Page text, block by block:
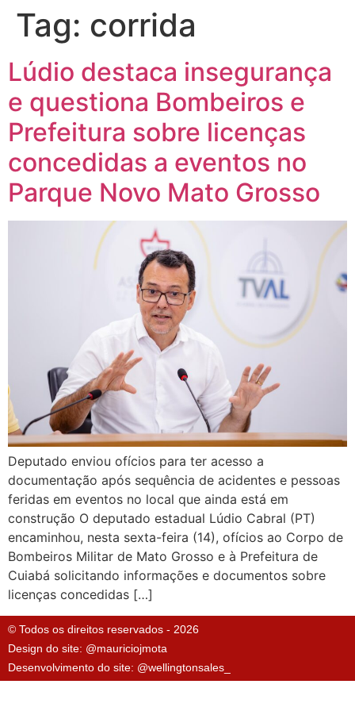
Tag: corrida
Lúdio destaca insegurança
e questiona Bombeiros e
Prefeitura sobre licenças
concedidas a eventos no
Parque Novo Mato Grosso
Deputado enviou ofícios para ter acesso a
documentação após sequência de acidentes e pessoas
feridas em eventos no local que ainda está em
construção O deputado estadual Lúdio Cabral (PT)
encaminhou, nesta sexta-feira (14), ofícios ao Corpo de
Bombeiros Militar de Mato Grosso e à Prefeitura de
Cuiabá solicitando informações e documentos sobre
licenças concedidas […]
© Todos os direitos reservados - 2026
Design do site: @mauriciojmota
Desenvolvimento do site: @wellingtonsales_